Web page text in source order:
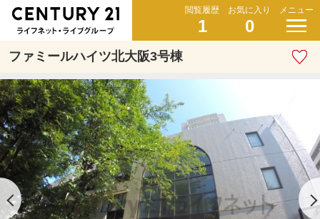
閲覧履歴
1
お気に入り
0
メニュー
ファミールハイツ北大阪3号棟